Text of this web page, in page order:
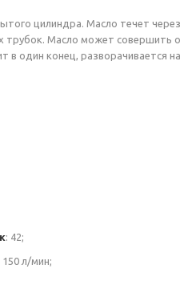
цилиндра. Масло течет
Масло может совершить
один конец, разворачивается
: 42;
150 л/мин;